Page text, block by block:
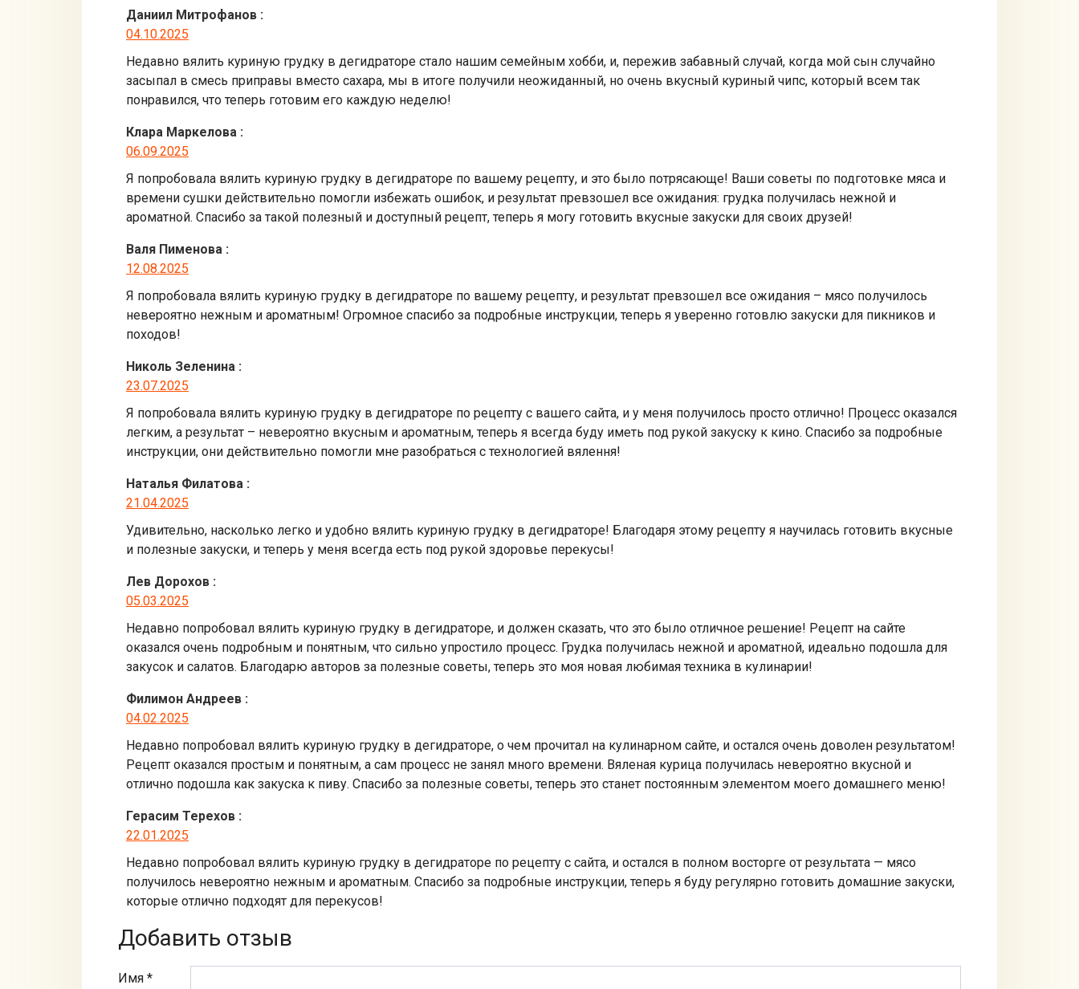
Даниил Митрофанов :
04.10.2025
Недавно вялить куриную грудку в дегидраторе стало нашим семейным хобби, и, пережив забавный случай, когда мой сын случайно
засыпал в смесь приправы вместо сахара, мы в итоге получили неожиданный, но очень вкусный куриный чипс, который всем так
понравился, что теперь готовим его каждую неделю!
Клара Маркелова :
06.09.2025
Я попробовала вялить куриную грудку в дегидраторе по вашему рецепту, и это было потрясающе! Ваши советы по подготовке мяса и
времени сушки действительно помогли избежать ошибок, и результат превзошел все ожидания: грудка получилась нежной и
ароматной. Спасибо за такой полезный и доступный рецепт, теперь я могу готовить вкусные закуски для своих друзей!
Валя Пименова :
12.08.2025
Я попробовала вялить куриную грудку в дегидраторе по вашему рецепту, и результат превзошел все ожидания – мясо получилось
невероятно нежным и ароматным! Огромное спасибо за подробные инструкции, теперь я уверенно готовлю закуски для пикников и
походов!
Николь Зеленина :
23.07.2025
Я попробовала вялить куриную грудку в дегидраторе по рецепту с вашего сайта, и у меня получилось просто отлично! Процесс оказался
легким, а результат – невероятно вкусным и ароматным, теперь я всегда буду иметь под рукой закуску к кино. Спасибо за подробные
инструкции, они действительно помогли мне разобраться с технологией вялення!
Наталья Филатова :
21.04.2025
Удивительно, насколько легко и удобно вялить куриную грудку в дегидраторе! Благодаря этому рецепту я научилась готовить вкусные
и полезные закуски, и теперь у меня всегда есть под рукой здоровье перекусы!
Лев Дорохов :
05.03.2025
Недавно попробовал вялить куриную грудку в дегидраторе, и должен сказать, что это было отличное решение! Рецепт на сайте
оказался очень подробным и понятным, что сильно упростило процесс. Грудка получилась нежной и ароматной, идеально подошла для
закусок и салатов. Благодарю авторов за полезные советы, теперь это моя новая любимая техника в кулинарии!
Филимон Андреев :
04.02.2025
Недавно попробовал вялить куриную грудку в дегидраторе, о чем прочитал на кулинарном сайте, и остался очень доволен результатом!
Рецепт оказался простым и понятным, а сам процесс не занял много времени. Вяленая курица получилась невероятно вкусной и
отлично подошла как закуска к пиву. Спасибо за полезные советы, теперь это станет постоянным элементом моего домашнего меню!
Герасим Терехов :
22.01.2025
Недавно попробовал вялить куриную грудку в дегидраторе по рецепту с сайта, и остался в полном восторге от результата — мясо
получилось невероятно нежным и ароматным. Спасибо за подробные инструкции, теперь я буду регулярно готовить домашние закуски,
которые отлично подходят для перекусов!
Добавить отзыв
Имя *